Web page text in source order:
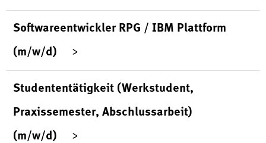
Softwareentwickler RPG / IBM Plattform
(m/w/d)
Studententätigkeit (Werkstudent,
Praxissemester, Abschlussarbeit)
(m/w/d)